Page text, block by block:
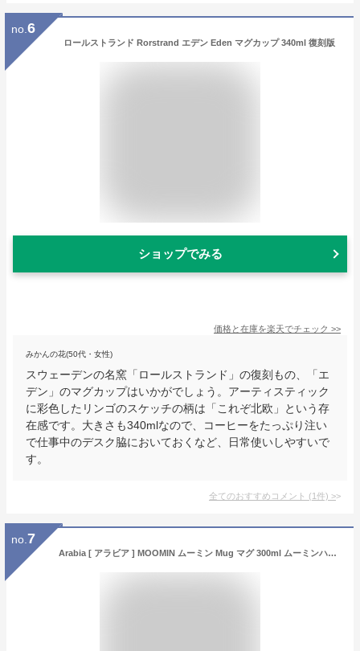
no. 6
ロールストランド Rorstrand エデン Eden マグカップ 340ml 復刻版
ショップでみる
価格と在庫を楽天でチェック >>
みかんの花(50代・女性)
スウェーデンの名窯「ロールストランド」の復刻もの、「エ
デン」のマグカップはいかがでしょう。アーティスティック
に彩色したリンゴのスケッチの柄は「これぞ北欧」という存
在感です。大きさも340mlなので、コーヒーをたっぷり注い
で仕事中のデスク脇においておくなど、日常使いしやすいで
す。
全てのおすすめコメント (1件) >
no. 7
Arabia [ アラビア ] MOOMIN ムーミン Mug マグ 300ml ムーミンハウス 1015964/6411801001198 新生活 [並行輸入品]